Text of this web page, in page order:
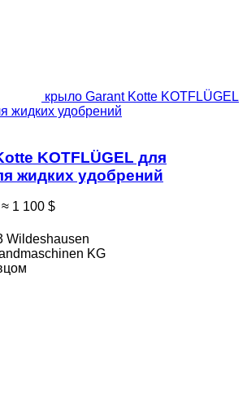
крыло Garant Kotte KOTFLÜGEL
жидких удобрений
KOTFLÜGEL для
жидких удобрений
≈ 1 100 $
Wildeshausen
KG